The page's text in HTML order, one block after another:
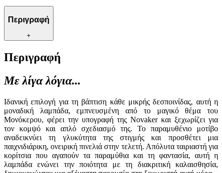
Περιγραφή
+
Περιγραφή
Με λίγα λόγια...
Ιδανική επιλογή για τη βάπτιση κάθε μικρής δεσποινίδας, αυτή η
μοναδική λαμπάδα, εμπνευσμένη από το μαγικό θέμα του
Μονόκερου, φέρει την υπογραφή της Novaker και ξεχωρίζει για
τον κομψό και απλό σχεδιασμό της. Το παραμυθένιο μοτίβο
αναδεικνύει τη γλυκύτητα της στιγμής και προσθέτει μια
παιχνιδιάρικη, ονειρική πινελιά στην τελετή. Απόλυτα ταιριαστή για
κορίτσια που αγαπούν τα παραμύθια και τη φαντασία, αυτή η
λαμπάδα ενώνει την ποιότητα με τη διακριτική καλαισθησία,